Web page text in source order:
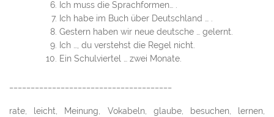
Ich muss die Sprachformen… .
Ich habe im Buch über Deutschland … .
Gestern haben wir neue deutsche … gelernt.
Ich …, du verstehst die Regel nicht.
Ein Schulviertel … zwei Monate.
rate, leicht, Meinung, Vokabeln, glaube, besuchen, lernen,